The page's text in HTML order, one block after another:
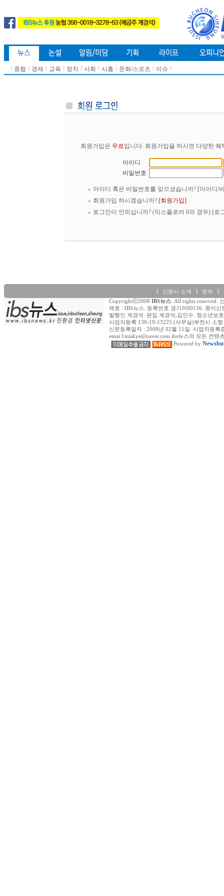
l 종합 l 경제 l 교육 l 정치 l 사회 l 시흥 l 문화/스포츠 l 이슈 l
회원가입은 무료입니다. 회원가입을 하시면 다양한
아이디
비밀번호
아이디 혹은 비밀번호를 잊으셨습니까? [아이디/
회원가입 하시겠습니까? [회원가입]
로그인이 안되십니까? (익스플로러 6의 경우) [로
l 신문사 소개 l 문의 l
Copyrightⓒ2008 IBS뉴스. All rights reserved.
제호 : IBS뉴스. 등록번호 경기아00136. 종이신
발행인 계경석. 편집 계경석,김인수. 청소년보
사업자등록 130-19-13225 (사무실)부천시 소
신문등록일자 : 2008년 02월 11일. 사업자등록
emai l:miskye@naver.com ibs뉴스의 모든 컨
Powered by